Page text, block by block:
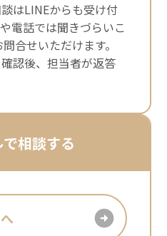
はLINEからも受け付
電話では聞きづらいこ
合せいただけます。
認後、担当者が返答
相談する